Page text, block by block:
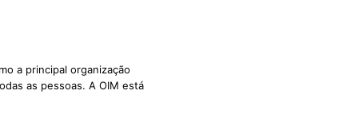
a principal organização
as pessoas. A OIM está